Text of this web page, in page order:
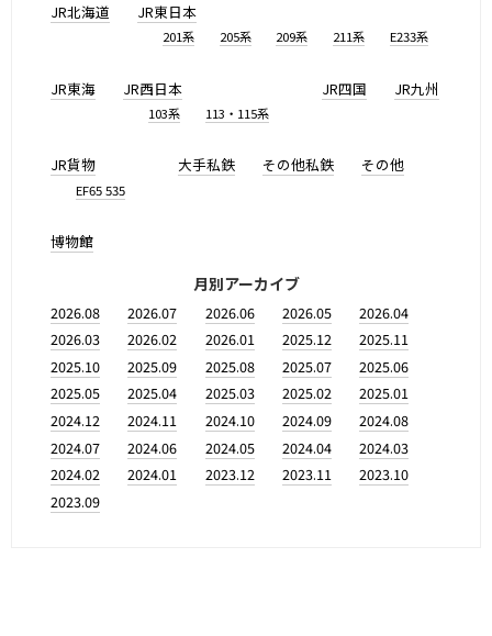
JR北海道 JR東日本
201系 205系 209系 211系 E233系
JR東海 JR西日本
103系 113・115系
JR四国 JR九州
JR貨物
EF65 535
大手私鉄 その他私鉄 その他
博物館
月別アーカイブ
2026.08 2026.07 2026.06 2026.05
2026.04
2026.03
2026.02 2026.01 2025.12
2025.11
2025.10
2025.09 2025.08 2025.07
2025.06
2025.05
2025.04 2025.03 2025.02
2025.01
2024.12
2024.11 2024.10 2024.09
2024.08
2024.07
2024.06 2024.05 2024.04
2024.03
2024.02
2024.01 2023.12 2023.11
2023.10
2023.09